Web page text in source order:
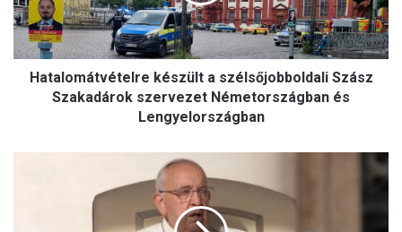
szervezet
Németországban
és
Lengyelországban
Hatalomátvételre készült a szélsőjobboldali Szász
Szakadárok szervezet Németországban és
Lengyelországban